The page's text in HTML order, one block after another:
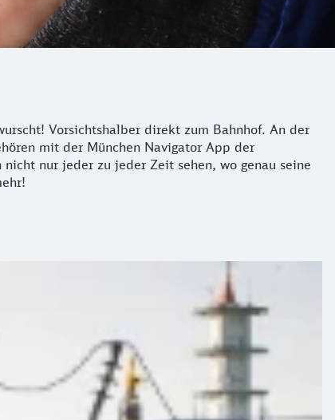
Vorsichtshalber direkt zum Bahnhof. An der
mit der München Navigator App der
nur jeder zu jeder Zeit sehen, wo genau seine